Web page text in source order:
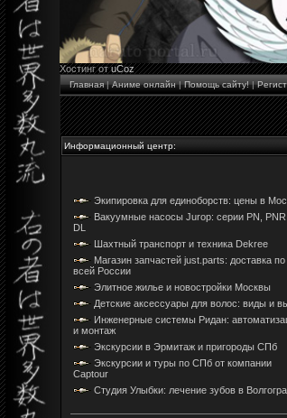
Хостинг отuCoz
Главная|Аниме онлайн|Помощь сайту!|
Информационный центр:
Экипировка для единоборств: цены в
Вакуумные насосы Jurop: серии PN,
DL
Шахтный транспорт и техника Dekree
Магазин запчастей just.parts: доставка по
всей России
Элитное жилье и новостройки Москвы
Детские аксессуары для волос: виды и
Инженерные системы Ридан:
и монтаж
Экскурсии в Эрмитаж и пригороды СПб
Экскурсии и туры по СПб от компании
Captour
Студия Улыбки: лечение зубов в